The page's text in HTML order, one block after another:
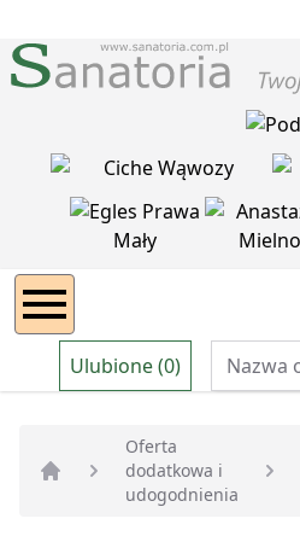
Ulubione (0)
Strona główna
Oferta
dodatkowa i
udogodnienia